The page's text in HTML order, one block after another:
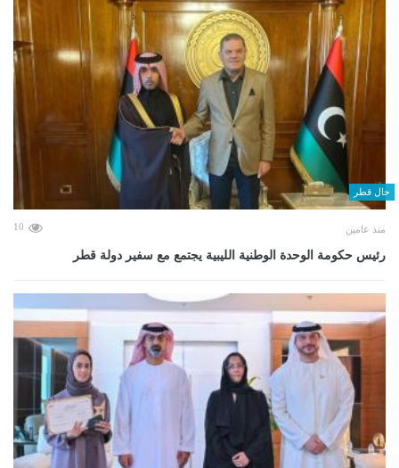
حال قطر
منذ عامين 10
رئيس حكومة الوحدة الوطنية الليبية يجتمع مع سفير دولة قطر